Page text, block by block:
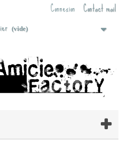
Contact mail
Connexion
(vide)